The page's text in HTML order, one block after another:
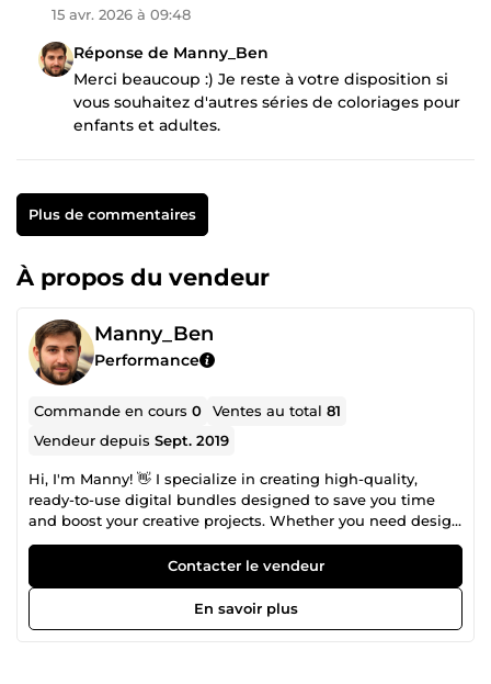
15 avr. 2026 à 09:48
Réponse de Manny_Ben
Merci beaucoup :) Je reste à votre disposition si
vous souhaitez d'autres séries de coloriages pour
enfants et adultes.
Plus de commentaires
À propos du vendeur
Manny_Ben
Performance
Commande en cours0 Ventes au total81
Vendeur depuisSept. 2019
Hi, I'm Manny! 👋 I specialize in creating high-quality,
ready-to-use digital bundles designed to save you time
and boost your creative projects. Whether you need design
assets, templates, or digital tools, I've got you covered.
Browse my services below, and let's bring your ideas to life
—fast and effortlessly! Feel free to reach out if you have
Contacter le vendeur
En savoir plus